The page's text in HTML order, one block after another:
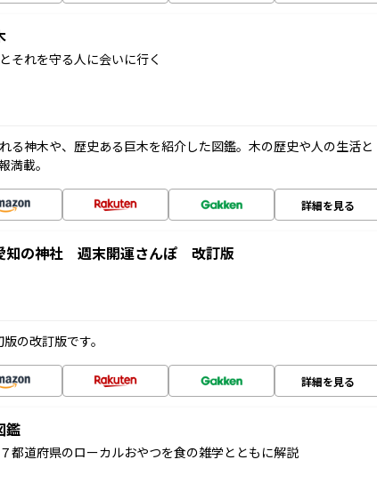
それを守る人に会いに行く
る神木や、歴史ある巨木を紹介した図鑑。木の歴史や人の生活と
満載。
詳細を見る
知の神社 週末開運さんぽ 改訂版
の改訂版です。
詳細を見る
鑑
都道府県のローカルおやつを食の雑学とともに解説